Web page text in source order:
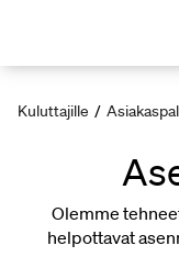
Kuluttajille /
Olemme
helpottavat